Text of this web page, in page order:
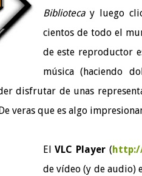
Biblioteca y luego
cientos de todo el
de este reproductor
música (haciendo
disfrutar de unas
veras que es algo
ElVLC Player (
de vídeo (y de audio)